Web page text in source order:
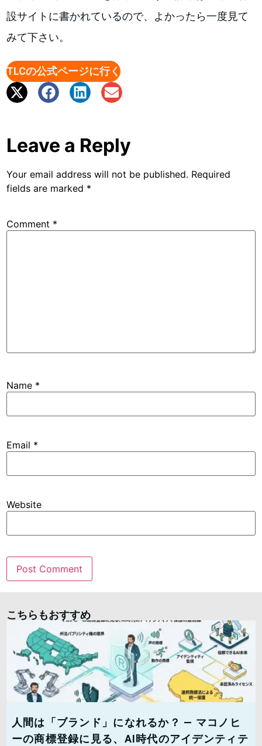
設サイトに書かれているので、よかったら一度見て
みて下さい。
TLCの公式ページに行く
Leave a Reply
Your email address will not be published. Required
fields are marked *
Comment *
Name *
Email *
Website
こちらもおすすめ
人間は「ブランド」になれるか？ — マコノヒ
ーの商標登録に見る、AI時代のアイデンティテ